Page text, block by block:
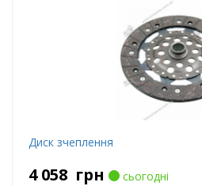
Диск зчеплення
4 058 грн
сьогодні